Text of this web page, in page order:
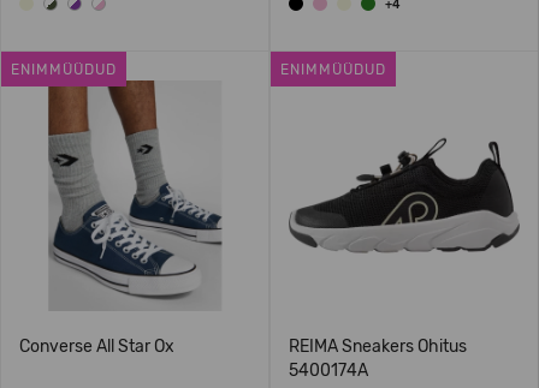
+4
ENIMMÜÜDUD
Converse All Star Ox
ENIMMÜÜDUD
REIMA Sneakers Ohitus
5400174A